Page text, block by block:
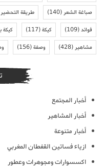
صباغة الشعر(140) طريقة التحضير
فوائد(109) كيكة(117) كيكة
مشاهير(428) وصفة(156)
أخبار المجتمع
أخبار المشاهير
أخبار متنوعة
ازياء فساتين القفطان المغربي
اكسسوارات ومجوهرات وعطور